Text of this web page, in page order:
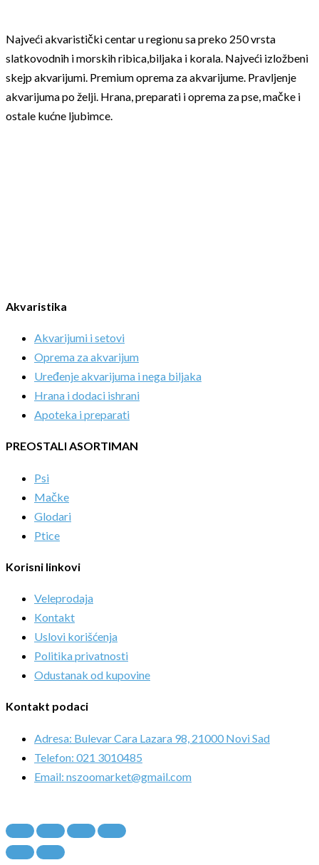
Najveći akvaristički centar u regionu sa preko 250 vrsta
slatkovodnih i morskih ribica,biljaka i korala. Najveći izložbeni
skejp akvarijumi. Premium oprema za akvarijume. Pravljenje
akvarijuma po želji. Hrana, preparati i oprema za pse, mačke i
ostale kućne ljubimce.
Akvaristika
Akvarijumi i setovi
Oprema za akvarijum
Uređenje akvarijuma i nega biljaka
Hrana i dodaci ishrani
Apoteka i preparati
PREOSTALI ASORTIMAN
Psi
Mačke
Glodari
Ptice
Korisni linkovi
Veleprodaja
Kontakt
Uslovi korišćenja
Politika privatnosti
Odustanak od kupovine
Kontakt podaci
Adresa: Bulevar Cara Lazara 98, 21000 Novi Sad
Telefon: 021 3010485
Email: nszoomarket@gmail.com